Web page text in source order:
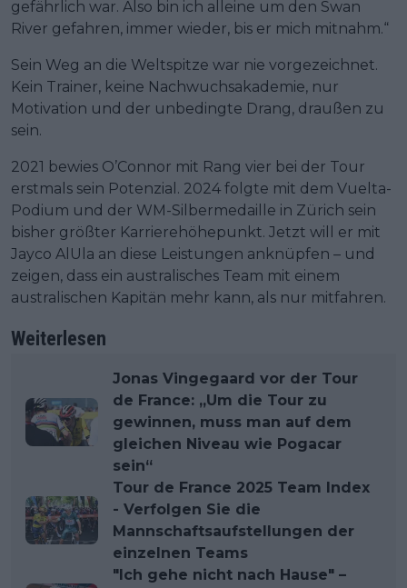
gefährlich war. Also bin ich alleine um den Swan
River gefahren, immer wieder, bis er mich mitnahm.“
Sein Weg an die Weltspitze war nie vorgezeichnet.
Kein Trainer, keine Nachwuchsakademie, nur
Motivation und der unbedingte Drang, draußen zu
sein.
2021 bewies O’Connor mit Rang vier bei der Tour
erstmals sein Potenzial. 2024 folgte mit dem Vuelta-
Podium und der WM-Silbermedaille in Zürich sein
bisher größter Karrierehöhepunkt. Jetzt will er mit
Jayco AlUla an diese Leistungen anknüpfen – und
zeigen, dass ein australisches Team mit einem
australischen Kapitän mehr kann, als nur mitfahren.
Weiterlesen
Jonas Vingegaard vor der Tour
de France: „Um die Tour zu
gewinnen, muss man auf dem
gleichen Niveau wie Pogacar
sein“
Tour de France 2025 Team Index
- Verfolgen Sie die
Mannschaftsaufstellungen der
einzelnen Teams
"Ich gehe nicht nach Hause" –